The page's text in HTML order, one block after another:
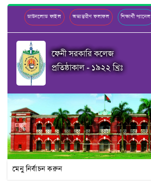
ডাউনলোড ফাইল অভ্যন্তরীণ ফলাফল শিক্ষার্থী প্যানেল
ফেনী সরকারি কলেজ
প্রতিষ্ঠাকাল - ১৯২২ খ্রিঃ
Previous
মেনু নির্বাচন করুন